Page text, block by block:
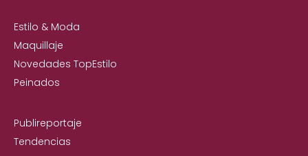
Estilo & Moda
Maquillaje
Novedades TopEstilo
Peinados
Publireportaje
Tendencias